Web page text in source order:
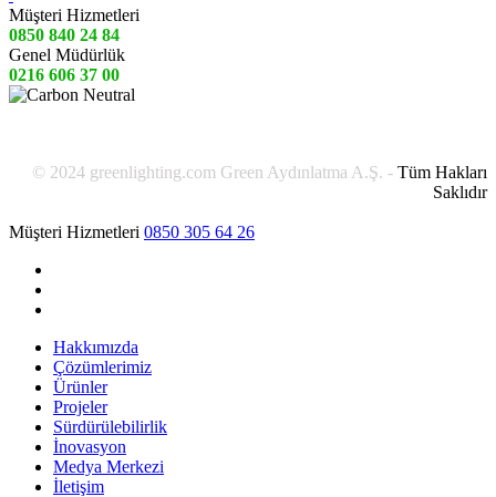
Müşteri Hizmetleri
0850 840 24 84
Genel Müdürlük
0216 606 37 00
© 2024 greenlighting.com Green Aydınlatma A.Ş. - Tüm Hakları
Saklıdır
Müşteri Hizmetleri 0850 305 64 26
Hakkımızda
Çözümlerimiz
Ürünler
Projeler
Sürdürülebilirlik
İnovasyon
Medya Merkezi
İletişim